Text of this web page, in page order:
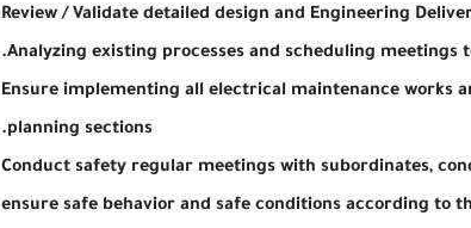
Review / Validate detailed design and Engineering
Analyzing existing processes and scheduling meetings
Ensure implementing all electrical maintenance works
planning sections.
Conduct safety regular meetings with subordinates,
ensure safe behavior and safe conditions according to